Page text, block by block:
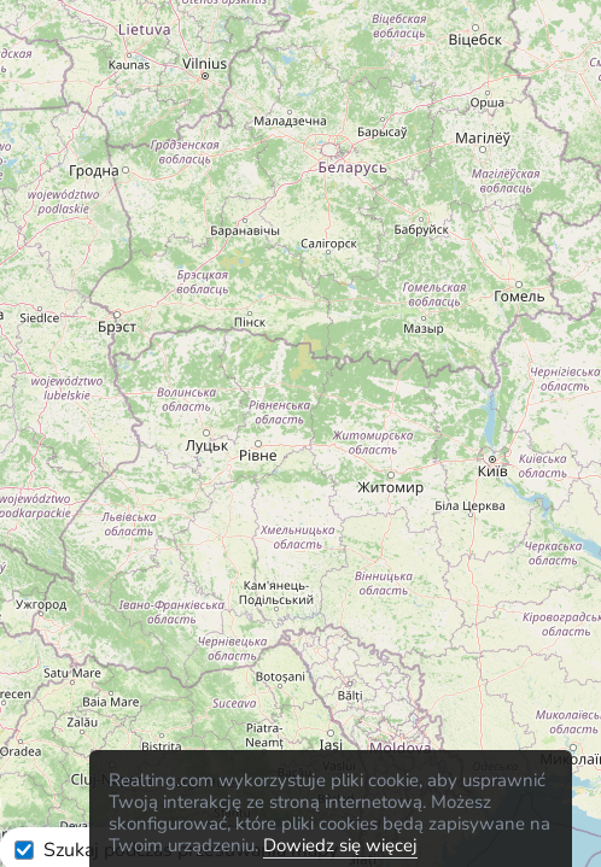
Realting.com wykorzystuje pliki cookie, aby usprawnić
Twoją interakcję ze stroną internetową. Możesz
skonfigurować, które pliki cookies będą zapisywane na
Twoim urządzeniu. Dowiedz się więcej
Szukaj podczas przesuwania mapy